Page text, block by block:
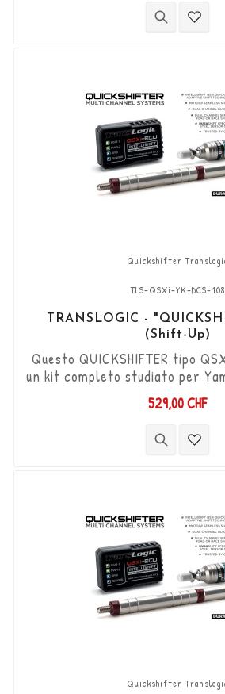
"Standard e Reverse". Il sensore DCS
Quickshifter
TLS-QSXi-YK-DCS-108
TRANSLOGIC -
(Shift-Up)
Questo QUICKSHIFTER tipo
un kit completo studiato per
>, che permette di aumentare
Up) senza utilizzare la frizione. Kit "Plug & Play"
compatibile con connettori originali.
con cambi di marcia di tipo
529,00 CHF
Quickshifter